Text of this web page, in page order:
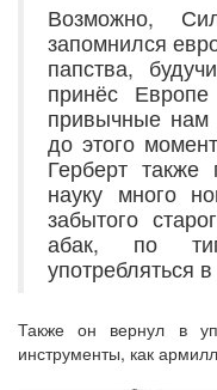
Возможно,
запомнился
папства,
принёс
привычные
до этого
Герберт также
науку много
забытого
абак, по
употребляться
Также он вернул в
инструменты, как